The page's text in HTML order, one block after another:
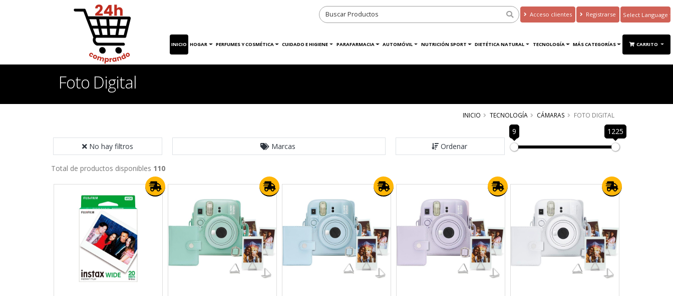
Acceso clientes Registrarse
Translate
INICIO HOGAR PERFUMES Y COSMÉTICA CUIDADO E HIGIENE PARAFARMACIA AUTOMÓVIL NUTRICIÓN SPORT DIETÉTICA NATURAL TECNOLOGÍA MÁS CATEGORÍAS CARRITO
Foto Digital
INICIO TECNOLOGÍA CÁMARAS FOTO DIGITAL
No hay filtros Marcas Ordenar
9 1225
Total de productos disponibles 110